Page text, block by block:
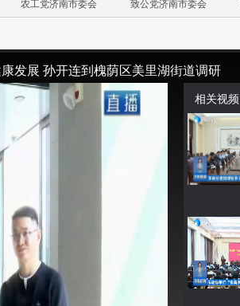
农工党济南市委会 致公党济南市委会
发展 孙开连到槐荫区美里湖街道调研
相关视频